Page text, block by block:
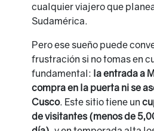
cualquier viajero que
Sudamérica.
Pero ese sueño puede
frustración si no tomas en
fundamental: la entrada a
compra en la puerta ni se
Cusco. Este sitio tiene un
de visitantes (menos de